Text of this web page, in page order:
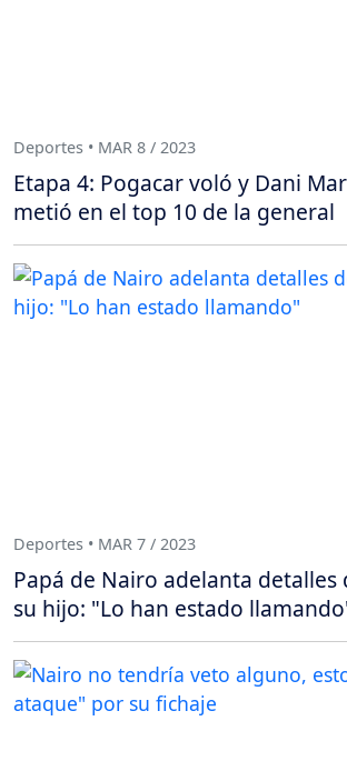
Deportes • MAR 8 / 2023
Etapa 4: Pogacar voló y Dani
metió en el top 10 de la general
Deportes • MAR 7 / 2023
Papá de Nairo adelanta
su hijo: "Lo han estado